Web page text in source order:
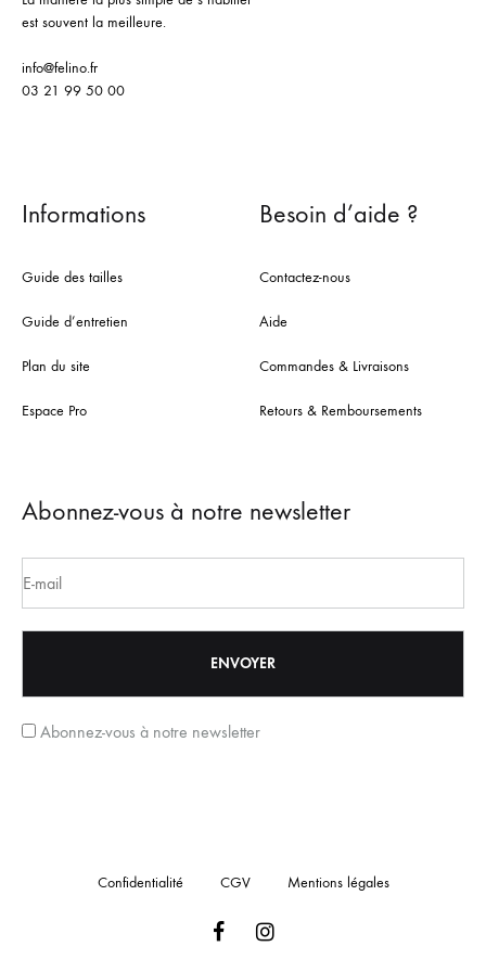
est souvent la meilleure.
info@felino.fr
03 21 99 50 00
Informations
Guide des tailles
Guide d’entretien
Plan du site
Espace Pro
Besoin d’aide ?
Contactez-nous
Aide
Commandes & Livraisons
Retours & Remboursements
Abonnez-vous à notre newsletter
Abonnez-vous à notre newsletter
Confidentialité CGV Mentions légales
FacebookInstagram